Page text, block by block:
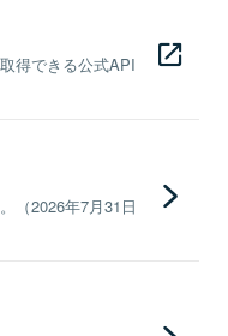
得できる公式API
（2026年7月31日